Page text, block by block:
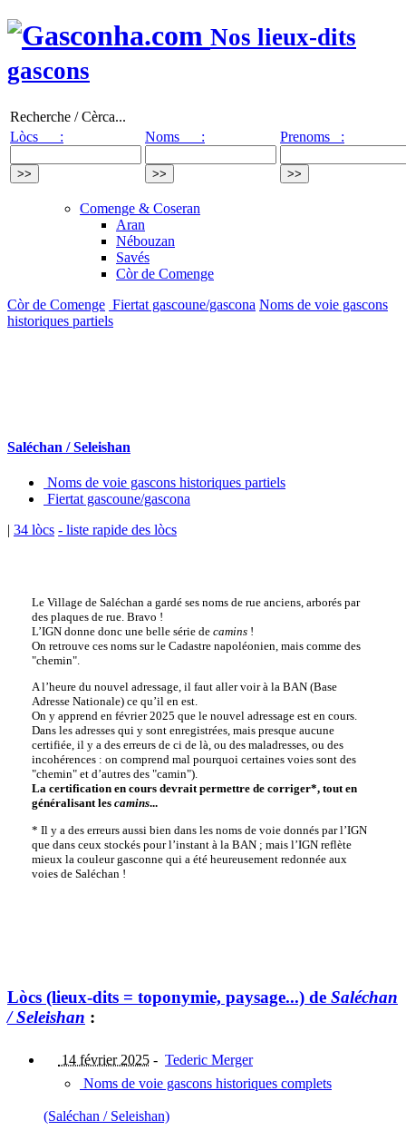
Nos lieux-dits
gascons
Recherche / Cèrca...
Lòcs :
Noms : Prenoms :
Comenge & Coseran
Aran
Nébouzan
Savés
Còr de Comenge
Còr de Comenge Fiertat gascoune/gascona Noms de voie gascons
historiques partiels
Saléchan / Seleishan
Noms de voie gascons historiques partiels
Fiertat gascoune/gascona
| 34 lòcs - liste rapide des lòcs
Le Village de Saléchan a gardé ses noms de rue anciens, arborés par
des plaques de rue. Bravo !
L’IGN donne donc une belle série de camins!
On retrouve ces noms sur le Cadastre napoléonien, mais comme des
"chemin".
A l’heure du nouvel adressage, il faut aller voir à la BAN (Base
Adresse Nationale) ce qu’il en est.
On y apprend en février 2025 que le nouvel adressage est en cours.
Dans les adresses qui y sont enregistrées, mais presque aucune
certifiée, il y a des erreurs de ci de là, ou des maladresses, ou des
incohérences : on comprend mal pourquoi certaines voies sont des
"chemin" et d’autres des "camin").
La certification en cours devrait permettre de corriger*, tout en
généralisant les camins...
* Il y a des erreurs aussi bien dans les noms de voie donnés par l’IGN
que dans ceux stockés pour l’instant à la BAN ; mais l’IGN reflète
mieux la couleur gasconne qui a été heureusement redonnée aux
voies de Saléchan !
Lòcs (lieux-dits = toponymie, paysage...) de Saléchan
/ Seleishan :
14 février 2025 - Tederic Merger
Noms de voie gascons historiques complets
(Saléchan / Seleishan)